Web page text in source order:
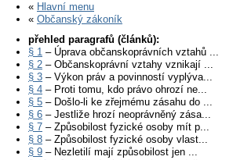
« Hlavní menu
« Občanský zákoník
přehled paragrafů (článků):
§ 1 – Úprava občanskoprávních vztahů ...
§ 2 – Občanskoprávní vztahy vznikají ...
§ 3 – Výkon práv a povinností vyplýva...
§ 4 – Proti tomu, kdo právo ohrozí ne...
§ 5 – Došlo-li ke zřejmému zásahu do ...
§ 6 – Jestliže hrozí neoprávněný zása...
§ 7 – Způsobilost fyzické osoby mít p...
§ 8 – Způsobilost fyzické osoby vlast...
§ 9 – Nezletilí mají způsobilost jen ...